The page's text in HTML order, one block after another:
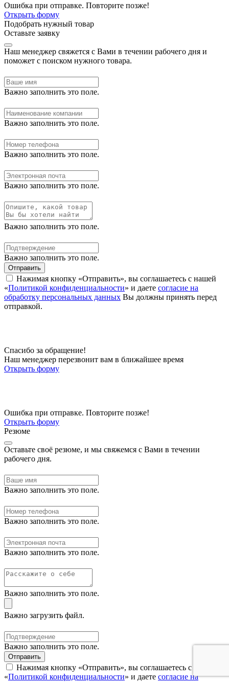
Ошибка при отправке. Повторите позже!
Открыть форму
Подобрать нужный товар
Оставьте заявку
Наш менеджер свяжется с Вами в течении рабочего дня и
поможет с поиском нужного товара.
Важно заполнить это поле.
Важно заполнить это поле.
Важно заполнить это поле.
Важно заполнить это поле.
Важно заполнить это поле.
Важно заполнить это поле.
Отправить
Нажимая кнопку «Отправить», вы соглашаетесь с нашей
«Политикой конфиденциальности» и даете согласие на
обработку персональных данных Вы должны принять перед
отправкой.
Спасибо за обращение!
Наш менеджер перезвонит вам в ближайшее время
Открыть форму
Ошибка при отправке. Повторите позже!
Открыть форму
Резюме
Оставьте своё резюме, и мы свяжемся с Вами в течении
рабочего дня.
Важно заполнить это поле.
Важно заполнить это поле.
Важно заполнить это поле.
Важно заполнить это поле.
Важно загрузить файл.
Важно заполнить это поле.
Отправить
Нажимая кнопку «Отправить», вы соглашаетесь с нашей
«Политикой конфиденциальности» и даете согласие на